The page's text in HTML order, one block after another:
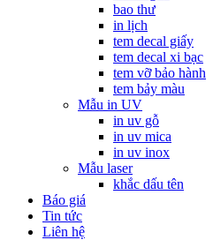
bao thư
in lịch
tem decal giấy
tem decal xi bạc
tem vỡ bảo hành
tem bảy màu
Mẫu in UV
in uv gỗ
in uv mica
in uv inox
Mẫu laser
khắc dấu tên
Báo giá
Tin tức
Liên hệ